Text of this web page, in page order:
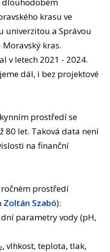
krasu ve
univerzitou a Správou
kras.
v letech 2021 - 2024.
dál, i bez projektové
prostředí se
80 let. Taková data není
na finanční
prostředí
Zoltán Szabó):
parametry vody (pH,
vlhkost, teplota, tlak,